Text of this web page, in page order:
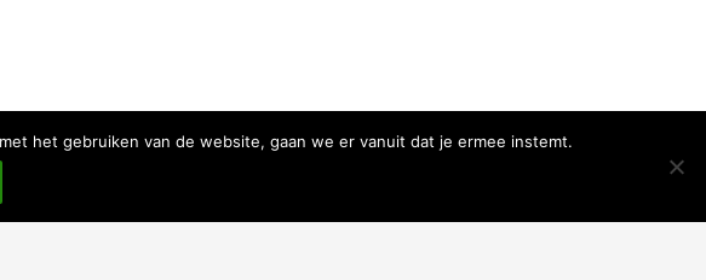
het gebruiken van de website, gaan we er vanuit dat je ermee instemt.